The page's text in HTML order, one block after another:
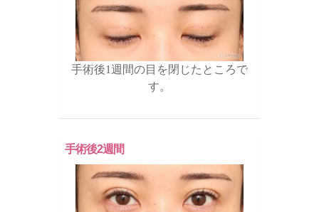
手術後1週間の目を閉じたところで
す。
手術後2週間